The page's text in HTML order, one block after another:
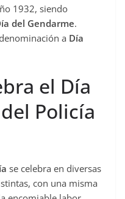
1932, siendo
del Gendarme.
a Día
el Día
Policía
se celebra en diversas
con una misma